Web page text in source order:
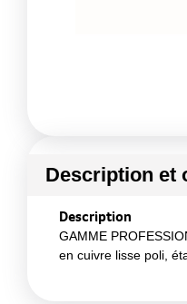
Description et
Description
GAMME
en cuivre lisse poli,